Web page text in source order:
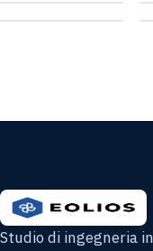
Studio di ingegneria